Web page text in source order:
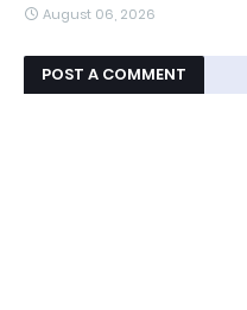
August 06, 2026
POST A COMMENT